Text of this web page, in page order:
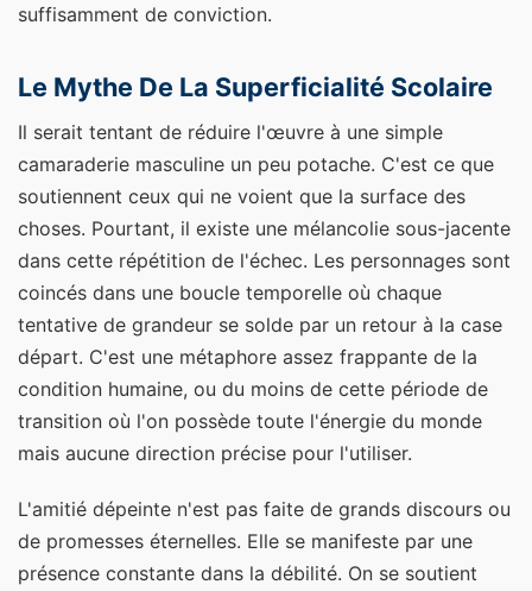
suffisamment de conviction.
Le Mythe De La Superficialité Scolaire
Il serait tentant de réduire l'œuvre à une simple
camaraderie masculine un peu potache. C'est ce que
soutiennent ceux qui ne voient que la surface des
choses. Pourtant, il existe une mélancolie sous-jacente
dans cette répétition de l'échec. Les personnages sont
coincés dans une boucle temporelle où chaque
tentative de grandeur se solde par un retour à la case
départ. C'est une métaphore assez frappante de la
condition humaine, ou du moins de cette période de
transition où l'on possède toute l'énergie du monde
mais aucune direction précise pour l'utiliser.
L'amitié dépeinte n'est pas faite de grands discours ou
de promesses éternelles. Elle se manifeste par une
présence constante dans la débilité. On se soutient